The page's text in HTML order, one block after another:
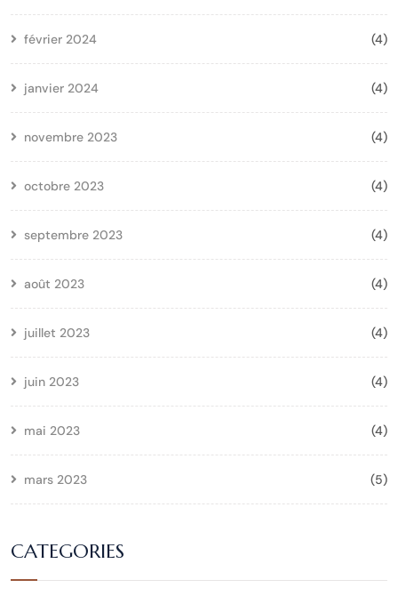
février 2024 (4)
janvier 2024 (4)
novembre 2023 (4)
octobre 2023 (4)
septembre 2023 (4)
août 2023 (4)
juillet 2023 (4)
juin 2023 (4)
mai 2023 (4)
mars 2023 (5)
CATEGORIES